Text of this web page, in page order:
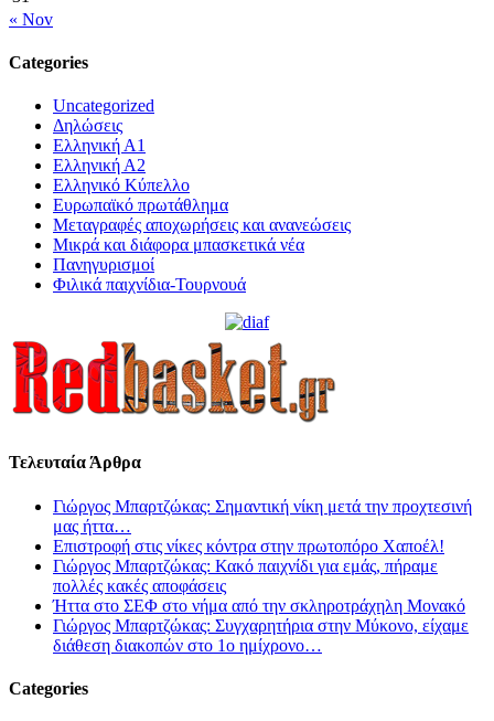
« Nov
Categories
Uncategorized
Δηλώσεις
Ελληνική Α1
Ελληνική Α2
Ελληνικό Κύπελλο
Ευρωπαϊκό πρωτάθλημα
Μεταγραφές αποχωρήσεις και ανανεώσεις
Μικρά και διάφορα μπασκετικά νέα
Πανηγυρισμοί
Φιλικά παιχνίδια-Τουρνουά
Τελευταία Άρθρα
Γιώργος Μπαρτζώκας: Σημαντική νίκη μετά την προχτεσινή
μας ήττα…
Επιστροφή στις νίκες κόντρα στην πρωτοπόρο Χαποέλ!
Γιώργος Μπαρτζώκας: Κακό παιχνίδι για εμάς, πήραμε
πολλές κακές αποφάσεις
Ήττα στο ΣΕΦ στο νήμα από την σκληροτράχηλη Μονακό
Γιώργος Μπαρτζώκας: Συγχαρητήρια στην Μύκονο, είχαμε
διάθεση διακοπών στο 1ο ημίχρονο…
Categories